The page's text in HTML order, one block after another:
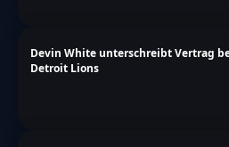
Devin White unterschreibt Vertrag
Detroit Lions